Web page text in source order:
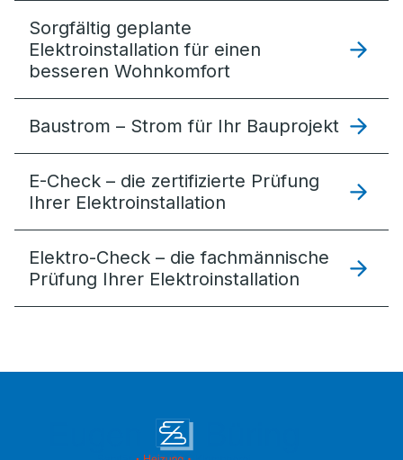
Sorgfältig geplante
Elektro­installation für einen
besseren Wohnkomfort
Baustrom – Strom für Ihr Bauprojekt
E-Check – die zertifizierte Prüfung
Ihrer Elektroinstallation
Elektro-Check – die fachmännische
Prüfung Ihrer Elektroinstallation